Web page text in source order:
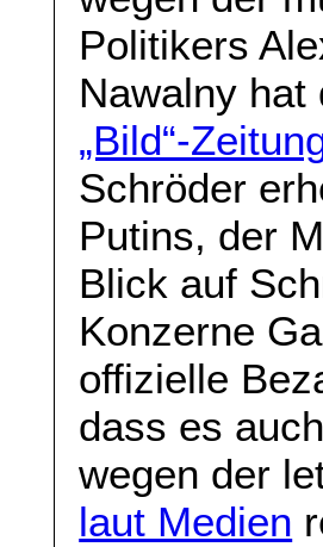
Politikers
Nawalny
„Bild“-
Schröder
Putins, der
Blick auf
Konzerne
offizielle
dass es
wegen der
laut Medien